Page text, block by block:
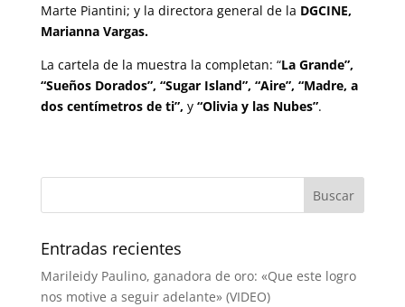
Marte Piantini; y la directora general de la DGCINE,
Marianna Vargas.
La cartela de la muestra la completan: “La Grande”,
“Sueños Dorados”, “Sugar Island”, “Aire”, “Madre, a
dos centímetros de ti”, y“Olivia y las Nubes”.
Entradas recientes
Marileidy Paulino, ganadora de oro: «Que este logro
nos motive a seguir adelante» (VIDEO)